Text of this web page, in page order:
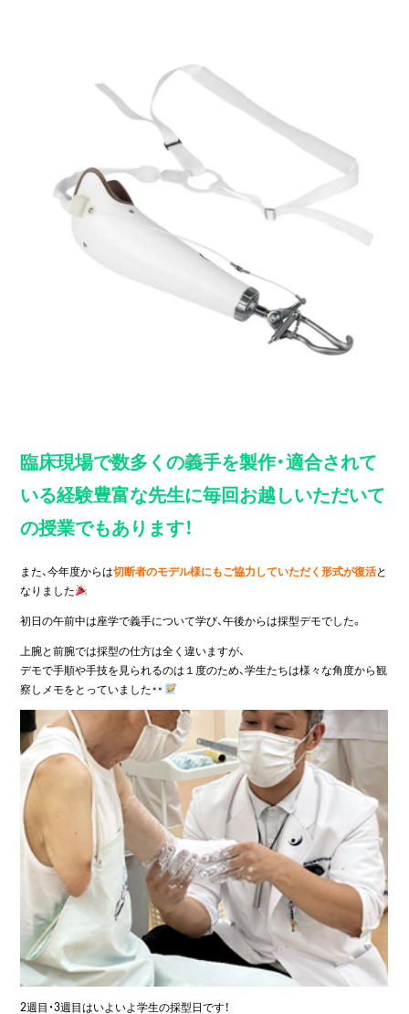
臨床現場で数多くの義手を製作・適合されて
いる経験豊富な先生に毎回お越しいただいて
の授業でもあります！
また、今年度からは切断者のモデル様にもご協力していただく形式が復活と
なりました
初日の午前中は座学で義手について学び、午後からは採型デモでした。
上腕と前腕では採型の仕方は全く違いますが、
デモで手順や手技を見られるのは１度のため、学生たちは様々な角度から観
察しメモをとっていました
2週目・3週目はいよいよ学生の採型日です！